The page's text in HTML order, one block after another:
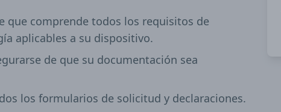
que comprende todos los requisitos de
aplicables a su dispositivo.
de que su documentación sea
los formularios de solicitud y declaraciones.